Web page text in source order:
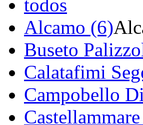
todos
Alcamo (6)
Buseto
Calatafimi
Campobello